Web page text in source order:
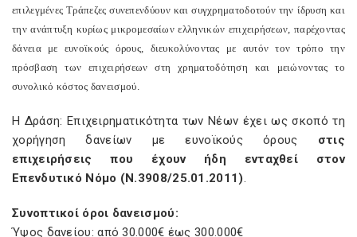
επιλεγμένες Τράπεζες συνεπενδύουν και συγχρηματοδοτούν την ίδρυση και
την ανάπτυξη κυρίως μικρομεσαίων ελληνικών επιχειρήσεων, παρέχοντας
δάνεια με ευνοϊκούς όρους, διευκολύνοντας με αυτόν τον τρόπο την
πρόσβαση των επιχειρήσεων στη χρηματοδότηση και μειώνοντας το
συνολικό κόστος δανεισμού.
Η Δράση: Επιχειρηματικότητα των Νέων έχει ως σκοπό τη
χορήγηση δανείων με ευνοϊκούς όρους στις
επιχειρήσεις που έχουν ήδη ενταχθεί στον
Επενδυτικό Νόμο (Ν.3908/25.01.2011).
Συνοπτικοί όροι δανεισμού:
Ύψος δανείου: από 30.000€ έως 300.000€